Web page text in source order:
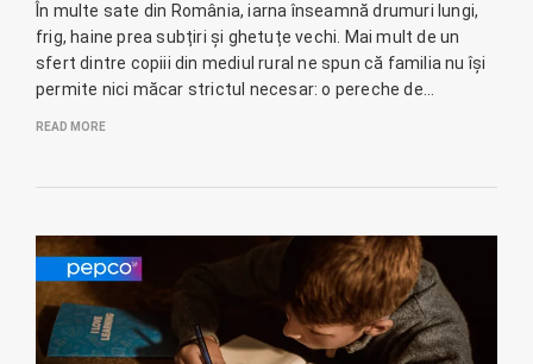
În multe sate din România, iarna înseamnă drumuri lungi,
frig, haine prea subțiri și ghetuțe vechi. Mai mult de un
sfert dintre copiii din mediul rural ne spun că familia nu își
permite nici măcar strictul necesar: o pereche de…
READ MORE